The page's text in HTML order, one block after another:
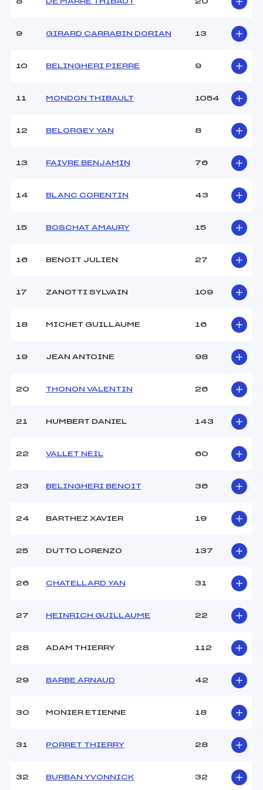
8 DE MARRE THIBAUT 20
9 GIRARD CARRABIN DORIAN 13
10 BELINGHERI PIERRE 9
11 MONDON THIBAULT 1054
12 BELORGEY YAN 8
13 FAIVRE BENJAMIN 76
14 BLANC CORENTIN 43
15 BOSCHAT AMAURY 15
16 BENOIT JULIEN 27
17 ZANOTTI SYLVAIN 109
18 MICHET GUILLAUME 16
19 JEAN ANTOINE 98
20 THONON VALENTIN 26
21 HUMBERT DANIEL 143
22 VALLET NEIL 60
23 BELINGHERI BENOIT 36
24 BARTHEZ XAVIER 19
25 DUTTO LORENZO 137
26 CHATELLARD YAN 31
27 HEINRICH GUILLAUME 22
28 ADAM THIERRY 112
29 BARBE ARNAUD 42
30 MONIER ETIENNE 18
31 PORRET THIERRY 28
32 BURBAN YVONNICK 32